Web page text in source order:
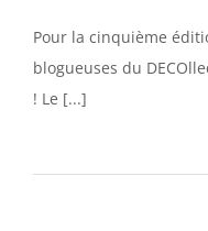
Pour la cinquième
blogueuses du
! Le [...]